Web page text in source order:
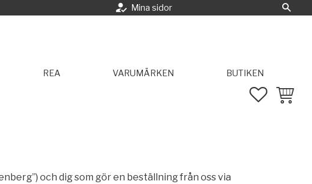
how_to_reg Mina sidor Sök
REA VARUMÄRKEN
BUTIKEN
och dig som gör en beställning från oss via